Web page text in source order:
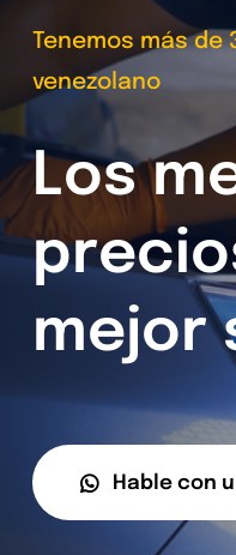
Tenemos más de
venezolano
Los
mejor
Hable con